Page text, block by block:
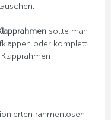
sollte man
oder komplett
rahmenlosen